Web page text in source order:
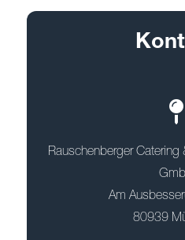
Rauschenberger Catering
Am
80939